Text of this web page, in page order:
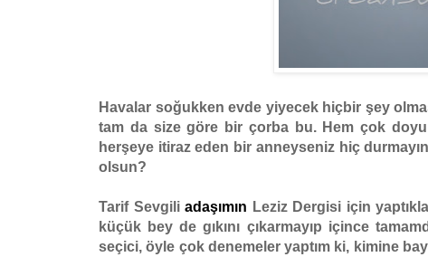
Havalar soğukken evde yiyecek hiçbir şey
tam da size göre bir çorba bu. Hem çok
herşeye itiraz eden bir anneyseniz hiç
olsun?
Tarif Sevgili adaşımın Leziz Dergisi için
küçük bey de gıkını çıkarmayıp içince
seçici, öyle çok denemeler yaptım ki, kimine